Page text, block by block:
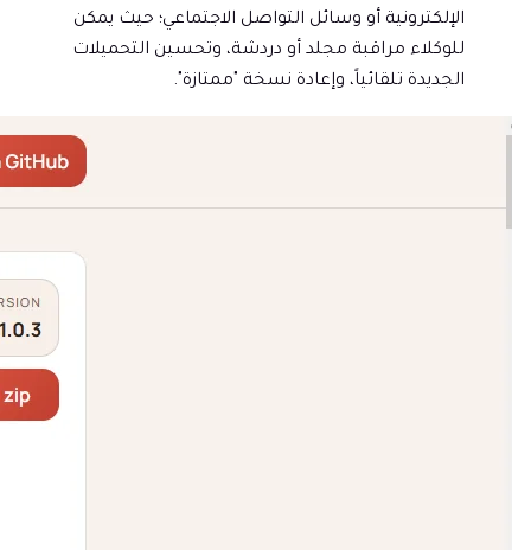
الإلكترونية أو وسائل التواصل الاجتماعي؛ حيث يمكن
للوكلاء مراقبة مجلد أو دردشة، وتحسين التحميلات
الجديدة تلقائياً، وإعادة نسخة "ممتازة".